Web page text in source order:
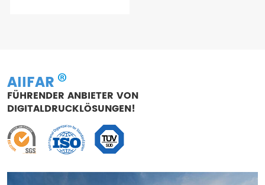
AIIFAR
FÜHRENDER ANBIETER VON
DIGITALDRUCKLÖSUNGEN!